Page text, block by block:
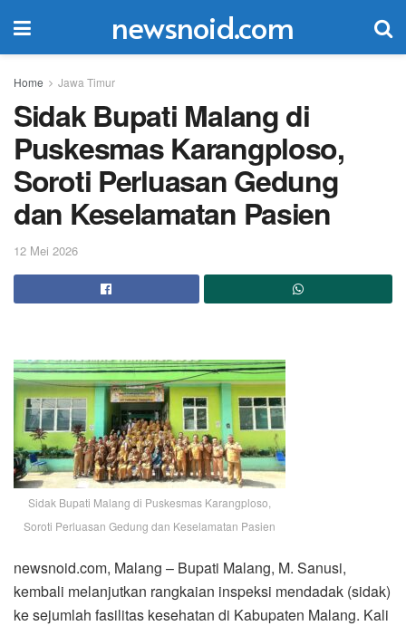
newsnoid.com
Home Jawa Timur
Sidak Bupati Malang di
Puskesmas Karangploso,
Soroti Perluasan Gedung
dan Keselamatan Pasien
12 Mei 2026
Sidak Bupati Malang di Puskesmas Karangploso,
Soroti Perluasan Gedung dan Keselamatan Pasien
newsnoid.com, Malang – Bupati Malang, M. Sanusi,
kembali melanjutkan rangkaian inspeksi mendadak (sidak)
ke sejumlah fasilitas kesehatan di Kabupaten Malang. Kali